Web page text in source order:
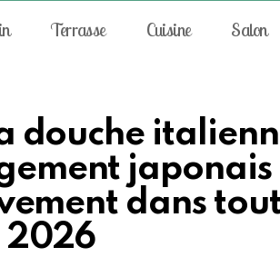
Terrasse Cuisine Salon
douche
dans
2026